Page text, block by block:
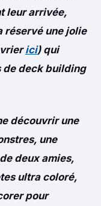
leur arrivée,
réservé une jolie
ici) qui
de deck building
découvrir une
une
deux amies,
ultra coloré,
pour